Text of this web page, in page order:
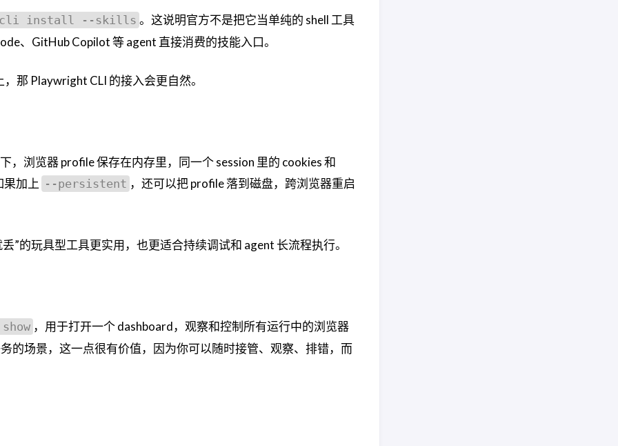
cli install --skills 。这说明官方不是把它当单纯的 shell 工具
、GitHub Copilot 等 agent 直接消费的技能入口。
那 Playwright CLI 的接入会更自然。
，浏览器 profile 保存在内存里，同一个 session 里的 cookies 和
果加上 --persistent ，还可以把 profile 落到磁盘，跨浏览器重启
”的玩具型工具更实用，也更适合持续调试和 agent 长流程执行。
，用于打开一个 dashboard，观察和控制所有运行中的浏览器
的场景，这一点很有价值，因为你可以随时接管、观察、排错，而